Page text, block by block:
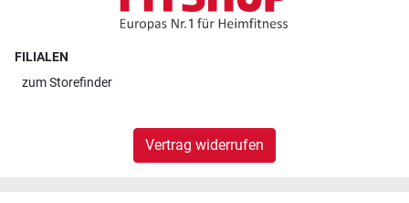
FILIALEN
zumStorefinder
Vertrag widerrufen